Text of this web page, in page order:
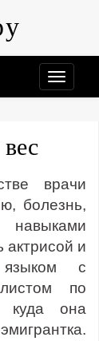
врачи
болезнь,
актрисой и
языком с
по
куда она